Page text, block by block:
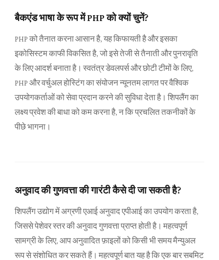
बैकएंड भाषा के रूप में PHP को क्यों चुनें?
PHP को तैनात करना आसान है, यह किफायती है और इसका
इकोसिस्टम काफी विकसित है, जो इसे तेजी से तैनाती और पुनरावृति
के लिए आदर्श बनाता है। स्वतंत्र डेवलपर्स और छोटी टीमों के लिए,
PHP और वर्चुअल होस्टिंग का संयोजन न्यूनतम लागत पर वैश्विक
उपयोगकर्ताओं को सेवा प्रदान करने की सुविधा देता है। शिपलैंग का
लक्ष्य प्रवेश की बाधा को कम करना है, न कि प्रचलित तकनीकों के
पीछे भागना।
अनुवाद की गुणवत्ता की गारंटी कैसे दी जा सकती है?
शिपलैंग उद्योग में अग्रणी एआई अनुवाद एपीआई का उपयोग करता है,
जिससे पेशेवर स्तर की अनुवाद गुणवत्ता प्राप्त होती है। महत्वपूर्ण
सामग्री के लिए, आप अनुवादित फ़ाइलों को किसी भी समय मैन्युअल
रूप से संशोधित कर सकते हैं। महत्वपूर्ण बात यह है कि एक बार सबमिट